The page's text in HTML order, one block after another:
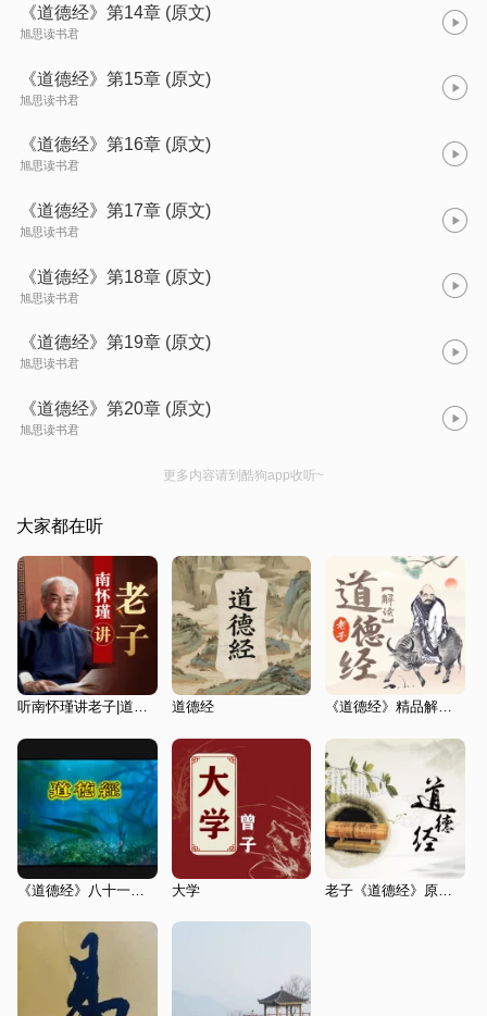
《道德经》第14章 (原文)
旭思读书君
《道德经》第15章 (原文)
旭思读书君
《道德经》第16章 (原文)
旭思读书君
《道德经》第17章 (原文)
旭思读书君
《道德经》第18章 (原文)
旭思读书君
《道德经》第19章 (原文)
旭思读书君
《道德经》第20章 (原文)
旭思读书君
更多内容请到酷狗app收听~
大家都在听
听南怀瑾讲老子|道德经|个人成长|人文国学 道德经 《道德经》精品解读：人人都能听得懂的智慧学
大学 老子《道德经》原文与解析